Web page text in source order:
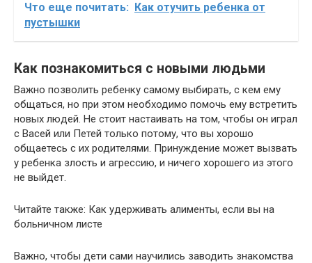
Что еще почитать: Как отучить ребенка от
пустышки
Как познакомиться с новыми людьми
Важно позволить ребенку самому выбирать, с кем ему
общаться, но при этом необходимо помочь ему встретить
новых людей. Не стоит настаивать на том, чтобы он играл
с Васей или Петей только потому, что вы хорошо
общаетесь с их родителями. Принуждение может вызвать
у ребенка злость и агрессию, и ничего хорошего из этого
не выйдет.
Читайте также: Как удерживать алименты, если вы на
больничном листе
Важно, чтобы дети сами научились заводить знакомства